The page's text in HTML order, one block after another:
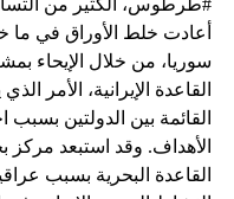
جمال زقوت في حديث
حماس ليست عقبة
القبيل تجني على
المعضلة الأساسية
الإسرائيلي
#طرطوس، الكثير من
أعادت خلط الأوراق في ما
سوريا، من خلال الإيحاء
القاعدة الإيرانية، الأمر
القائمة بين الدولتين بسبب
الأهداف. وقد استبعد
القاعدة البحرية بسبب